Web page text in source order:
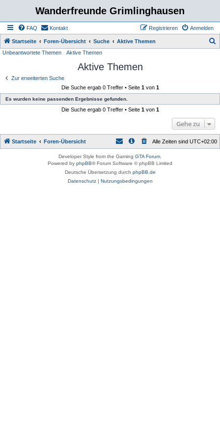
Wanderfreunde Grimlinghausen
FAQ Kontakt Anmelden
Registrieren
Startseite Foren-Übersicht Suche Aktive Themen
Unbeantwortete Themen Aktive Themen
Aktive Themen
Zur erweiterten Suche
Die Suche ergab 0 Treffer • Seite 1von 1
Es wurden keine passenden Ergebnisse gefunden.
Die Suche ergab 0 Treffer • Seite 1von 1
Gehe zu
Startseite Foren-Übersicht Alle Zeiten sind UTC+02:00
Developer Style from the Gaming GTA Forum
Powered by phpBB® Forum Software © phpBB Limited
Deutsche Übersetzung durch phpBB.de
Datenschutz| Nutzungsbedingungen